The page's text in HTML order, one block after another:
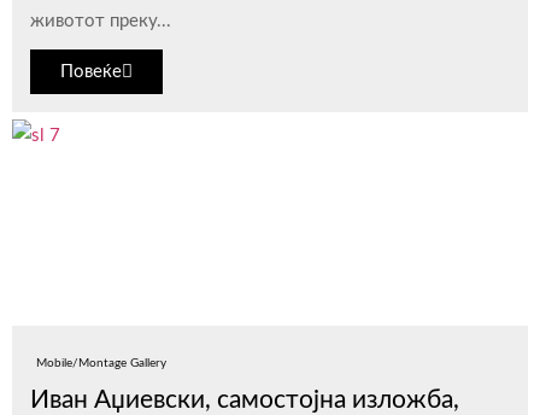
животот преку...
Повеќе
Mobile/Montage Gallery
Иван Аџиевски, самостојна изложба,